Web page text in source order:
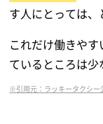
す人にとっては、
これだけ働きや
ているところは少
※引用元：ラッキータクシ